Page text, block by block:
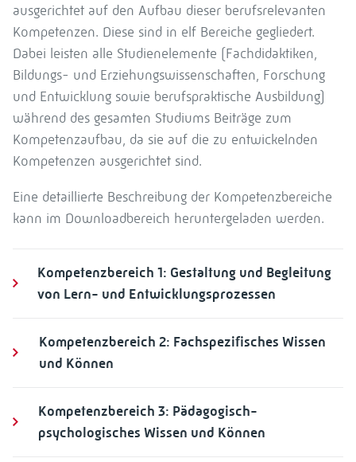
ausgerichtet auf den Aufbau dieser berufsrelevanten
Kompetenzen. Diese sind in elf Bereiche gegliedert.
Dabei leisten alle Studienelemente (Fachdidaktiken,
Bildungs- und Erziehungswissenschaften, Forschung
und Entwicklung sowie berufspraktische Ausbildung)
während des gesamten Studiums Beiträge zum
Kompetenzaufbau, da sie auf die zu entwickelnden
Kompetenzen ausgerichtet sind.
Eine detaillierte Beschreibung der Kompetenzbereiche
kann im Downloadbereich heruntergeladen werden.
Kompetenzbereich 1: Gestaltung und Begleitung
von Lern- und Entwicklungsprozessen
Kompetenzbereich 2: Fachspezifisches Wissen
und Können
Kompetenzbereich 3: Pädagogisch-
psychologisches Wissen und Können